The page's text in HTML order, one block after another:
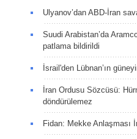
Ulyanov’dan ABD-İran
Suudi Arabistan’da
patlama bildirildi
İsrail'den Lübnan’ın
İran Ordusu Sözcüsü:
döndürülemez
Fidan: Mekke Anlaşması